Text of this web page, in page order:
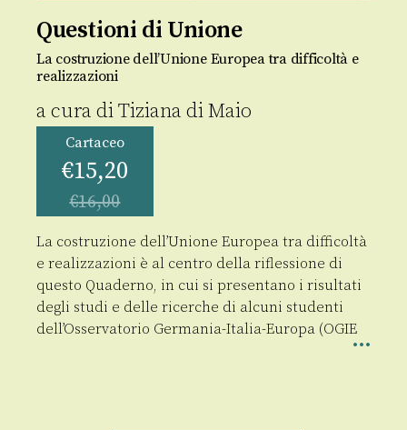
Questioni di Unione
La costruzione dell’Unione Europea tra difficoltà e
realizzazioni
a cura diTiziana di Maio
Cartaceo
€15,20
€16,00
La costruzione dell’Unione Europea tra difficoltà
e realizzazioni è al centro della riflessione di
questo Quaderno, in cui si presentano i risultati
degli studi e delle ricerche di alcuni studenti
dell’Osservatorio Germania-Italia-Europa (OGIE